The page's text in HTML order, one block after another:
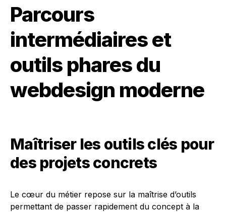
Parcours
intermédiaires et
outils phares du
webdesign moderne
Maîtriser les outils clés pour
des projets concrets
Le cœur du métier repose sur la maîtrise d’outils
permettant de passer rapidement du concept à la